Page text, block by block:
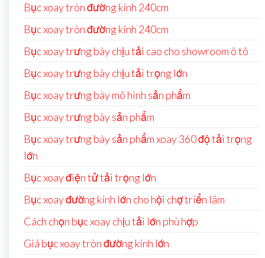
Bục xoay tròn đường kính 240cm
Bục xoay tròn đường kính 240cm
Bục xoay trưng bày chịu tải cao cho showroom ô tô
Bục xoay trưng bày chịu tải trọng lớn
Bục xoay trưng bày mô hình sản phẩm
Bục xoay trưng bày sản phẩm
Bục xoay trưng bày sản phẩm xoay 360 độ tải trọng
lớn
Bục xoay điện tử tải trọng lớn
Bục xoay đường kính lớn cho hội chợ triển lãm
Cách chọn bục xoay chịu tải lớn phù hợp
Giá bục xoay tròn đường kính lớn